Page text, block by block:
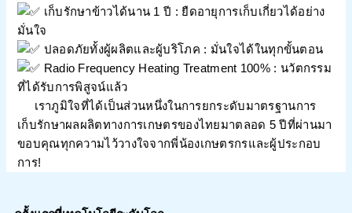
เก็บรักษาข้าวได้นาน 1 ปี : ยืดอายุการเก็บเกี่ยวได้อย่าง
มั่นใจ
ปลอดภัยทั้งผู้ผลิตและผู้บริโภค : มั่นใจได้ในทุกขั้นตอน
Radio Frequency Heating Treatment 100% : นวัตกรรม
ที่ได้รับการพิสูจน์แล้ว
เราภูมิใจที่ได้เป็นส่วนหนึ่งในการยกระดับมาตรฐานการ
เก็บรักษาผลผลิตทางการเกษตรของไทยมาตลอด 5 ปีที่ผ่านมา
ขอบคุณทุกความไว้วางใจจากพี่น้องเกษตรกรและผู้ประกอบ
การ!